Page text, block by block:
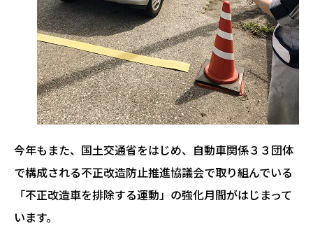
今年もまた、国土交通省をはじめ、自動車関係３３団体
で構成される不正改造防止推進協議会で取り組んでいる
「不正改造車を排除する運動」の強化月間がはじまって
います。